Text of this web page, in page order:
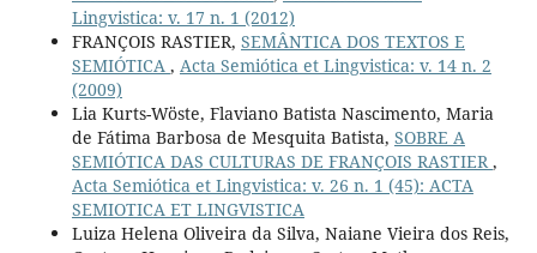
Lingvistica: v. 17 n. 1 (2012)
FRANÇOIS RASTIER, SEMÂNTICA DOS TEXTOS E
SEMIÓTICA , Acta Semiótica et Lingvistica: v. 14 n. 2
(2009)
Lia Kurts-Wöste, Flaviano Batista Nascimento, Maria
de Fátima Barbosa de Mesquita Batista, SOBRE A
SEMIÓTICA DAS CULTURAS DE FRANÇOIS RASTIER ,
Acta Semiótica et Lingvistica: v. 26 n. 1 (45): ACTA
SEMIOTICA ET LINGVISTICA
Luiza Helena Oliveira da Silva, Naiane Vieira dos Reis,